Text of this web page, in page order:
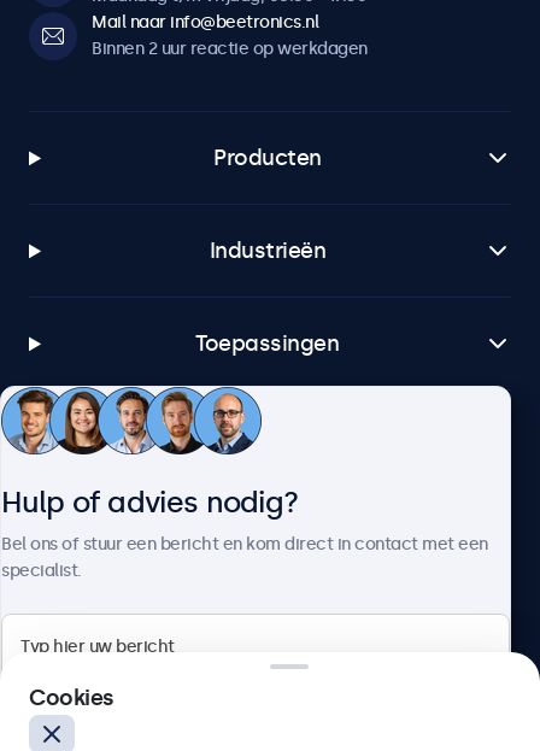
Mail naar info@beetronics.nl
Binnen 2 uur reactie op werkdagen
Producten
Industrieën
Toepassingen
Klantenservice
Hulp of advies nodig?
Bel ons of stuur een bericht en kom direct in contact met een
specialist.
Cookies